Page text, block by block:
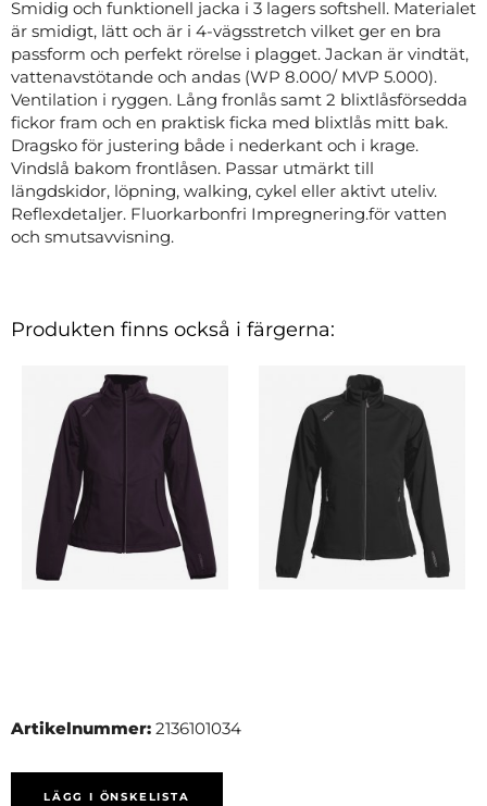
Smidig och funktionell jacka i 3 lagers softshell. Materialet
är smidigt, lätt och är i 4-vägsstretch vilket ger en bra
passform och perfekt rörelse i plagget. Jackan är vindtät,
vattenavstötande och andas (WP 8.000/ MVP 5.000).
Ventilation i ryggen. Lång fronlås samt 2 blixtlåsförsedda
fickor fram och en praktisk ficka med blixtlås mitt bak.
Dragsko för justering både i nederkant och i krage.
Vindslå bakom frontlåsen. Passar utmärkt till
längdskidor, löpning, walking, cykel eller aktivt uteliv.
Reflexdetaljer. Fluorkarbonfri Impregnering.för vatten
och smutsavvisning.
Produkten finns också i färgerna:
Artikelnummer: 2136101034
LÄGG I ÖNSKELISTA